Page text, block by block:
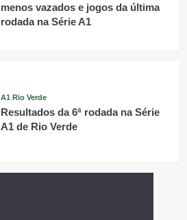
menos vazados e jogos da última
rodada na Série A1
A1 Rio Verde
Resultados da 6ª rodada na Série
A1 de Rio Verde